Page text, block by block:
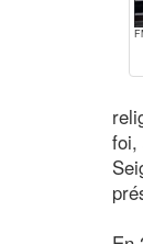
foi,